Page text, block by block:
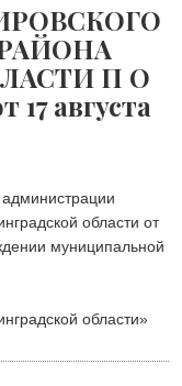
П О
августа
области от
муниципальной
области»